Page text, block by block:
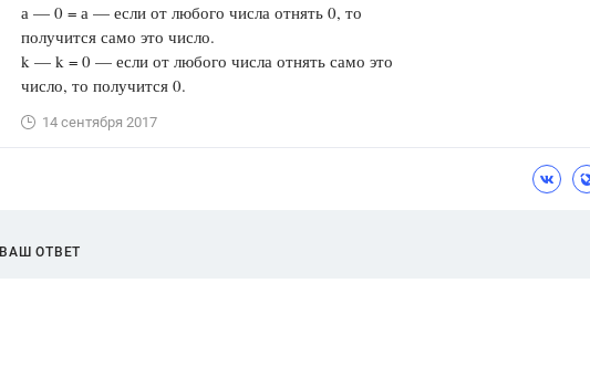
а — 0 = а — если от любого числа отнять 0, то
получится само это число.
k — k = 0 — если от любого числа отнять само это
число, то получится 0.
14 сентября 2017
ВАШ ОТВЕТ